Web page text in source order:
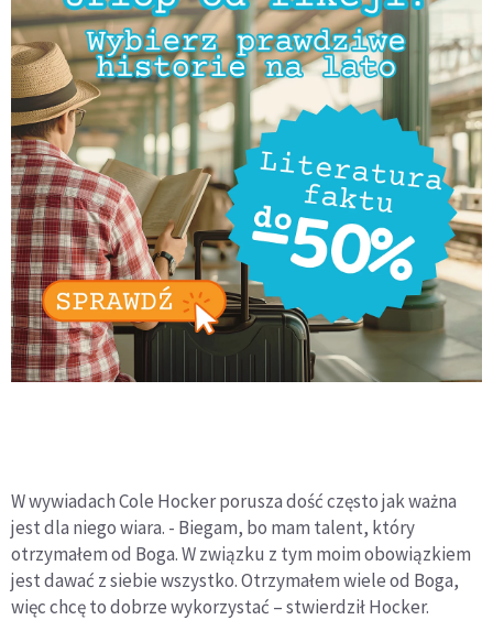
W wywiadach Cole Hocker porusza dość często jak ważna
jest dla niego wiara. - Biegam, bo mam talent, który
otrzymałem od Boga. W związku z tym moim obowiązkiem
jest dawać z siebie wszystko. Otrzymałem wiele od Boga,
więc chcę to dobrze wykorzystać – stwierdził Hocker.